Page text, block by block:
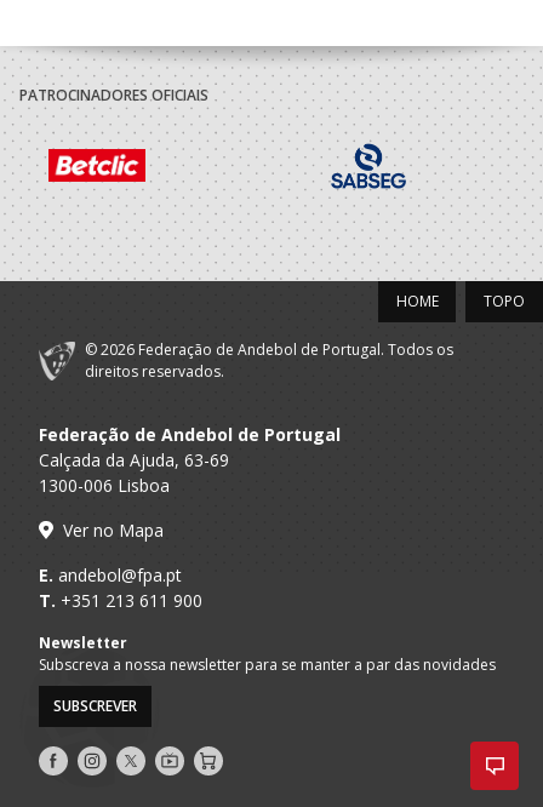
PATROCINADORES OFICIAIS
TOPO
HOME
© 2026 Federação de Andebol de Portugal. Todos os
direitos reservados.
Federação de Andebol de Portugal
Calçada da Ajuda, 63-69
1300-006 Lisboa
Ver no Mapa
E. andebol@fpa.pt
T. +351 213 611 900
Newsletter
Subscreva a nossa newsletter para se manter a par das novidades
SUBSCREVER
Siga-
nos
Siga-
nos
Siga-
nos
AndebolTV
Loja